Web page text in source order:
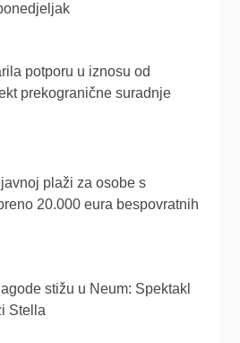
potporu u iznosu od
prekogranične suradnje
plaži za osobe s
20.000 eura bespovratnih
stižu u Neum: Spektakl
Stella